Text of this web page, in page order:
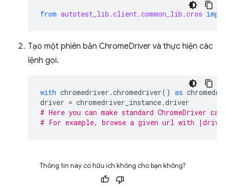
from autotest_lib.client.common_lib.cros
Tạo một phiên bản ChromeDriver và thực hiện các
lệnh gọi.
with chromedriver .chromedriver() as
driver = chromedriver_instance.driver
# Here you can make standard ChromeDriver
# For example, browse a given url with
Thông tin này có hữu ích không cho bạn không?